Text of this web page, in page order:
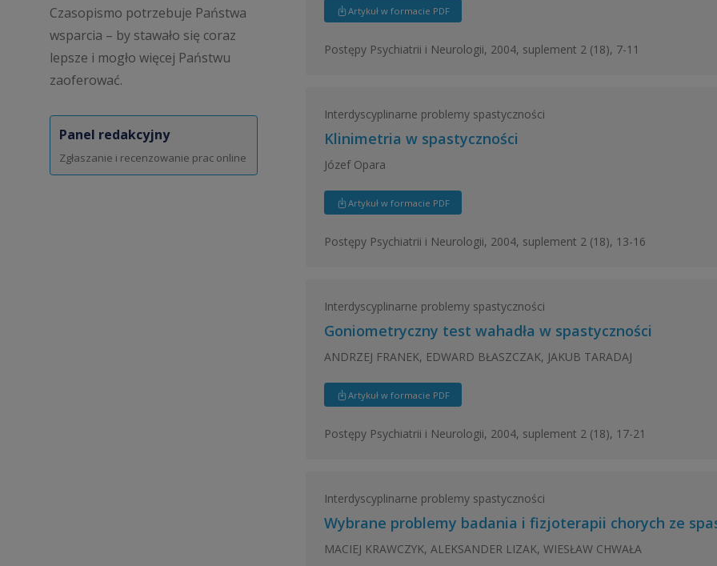
Czasopismo potrzebuje Państwa
wsparcia – by stawało się coraz
lepsze i mogło więcej Państwu
zaoferować.
Panel redakcyjny
Zgłaszanie i recenzowanie prac online
Artykuł w formacie PDF
Postępy Psychiatrii i Neurologii, 2004, suplement 2 (18), 7-11
Interdyscyplinarne problemy spastyczności
Klinimetria w spastyczności
Józef Opara
Artykuł w formacie PDF
Postępy Psychiatrii i Neurologii, 2004, suplement 2 (18), 13-16
Interdyscyplinarne problemy spastyczności
Goniometryczny test wahadła w spastyczności
ANDRZEJ FRANEK, EDWARD BŁASZCZAK, JAKUB TARADAJ
Artykuł w formacie PDF
Postępy Psychiatrii i Neurologii, 2004, suplement 2 (18), 17-21
Interdyscyplinarne problemy spastyczności
Wybrane problemy badania i fizjoterapii chorych ze
MACIEJ KRAWCZYK, ALEKSANDER LIZAK, WIESŁAW CHWAŁA